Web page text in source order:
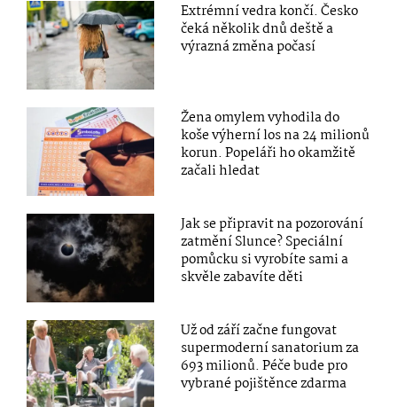
Extrémní vedra končí. Česko
čeká několik dnů deště a
výrazná změna počasí
Žena omylem vyhodila do
koše výherní los na 24 milionů
korun. Popeláři ho okamžitě
začali hledat
Jak se připravit na pozorování
zatmění Slunce? Speciální
pomůcku si vyrobíte sami a
skvěle zabavíte děti
Už od září začne fungovat
supermoderní sanatorium za
693 milionů. Péče bude pro
vybrané pojištěnce zdarma